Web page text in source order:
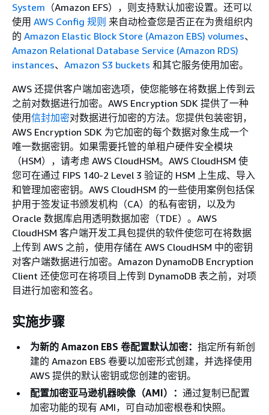
System （Amazon EFS），则支持默认加密设置。还可以
使用 AWS Config 规则 来自动检查您是否正在为贵组织内
的 Amazon Elastic Block Store (Amazon EBS) volumes、
Amazon Relational Database Service (Amazon RDS)
instances、 Amazon S3 buckets 和其它服务使用加密。
AWS 还提供客户端加密选项，使您能够在将数据上传到云
之前对数据进行加密。AWS Encryption SDK 提供了一种
使用信封加密对数据进行加密的方法。您提供包装密钥，
AWS Encryption SDK 为它加密的每个数据对象生成一个
唯一数据密钥。如果需要托管的单租户硬件安全模块
（HSM），请考虑 AWS CloudHSM。AWS CloudHSM 使
您可在通过 FIPS 140-2 Level 3 验证的 HSM 上生成、导入
和管理加密密钥。AWS CloudHSM 的一些使用案例包括保
护用于签发证书颁发机构（CA）的私有密钥，以及为
Oracle 数据库启用透明数据加密（TDE）。AWS
CloudHSM 客户端开发工具包提供的软件使您可在将数据
上传到 AWS 之前，使用存储在 AWS CloudHSM 中的密钥
对客户端数据进行加密。Amazon DynamoDB Encryption
Client 还使您可在将项目上传到 DynamoDB 表之前，对项
目进行加密和签名。
实施步骤
为新的 Amazon EBS 卷配置默认加密： 指定所有新创
建的 Amazon EBS 卷要以加密形式创建，并选择使用
AWS 提供的默认密钥或您创建的密钥。
配置加密亚马逊机器映像（AMI）： 通过复制已配置
加密功能的现有 AMI，可自动加密根卷和快照。